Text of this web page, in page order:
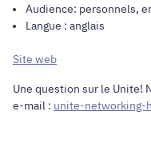
Audience: personnels,
Langue : anglais
Site web
Une question sur le Unite!
e-mail : unite-networking-